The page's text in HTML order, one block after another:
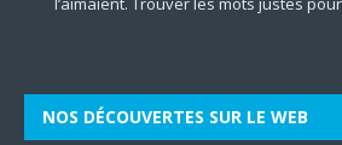
NOS DÉCOUVERTES SUR LE WEB